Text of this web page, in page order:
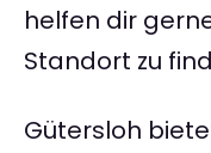
helfen dir
Standort zu
Gütersloh